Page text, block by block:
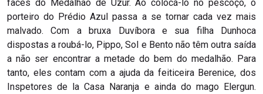
faces do Medalhão de Uzur. Ao colocá-lo no pescoço, o
porteiro do Prédio Azul passa a se tornar cada vez mais
malvado. Com a bruxa Duvíbora e sua filha Dunhoca
dispostas a roubá-lo, Pippo, Sol e Bento não têm outra saída
a não ser encontrar a metade do bem do medalhão. Para
tanto, eles contam com a ajuda da feiticeira Berenice, dos
Inspetores de la Casa Naranja e ainda do mago Elergun.